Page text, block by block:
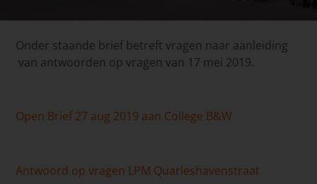
Onder staande brief betreft vragen naar aanleiding
van antwoorden op vragen van 17 mei 2019.
Open Brief 27 aug 2019 aan College B&W
Antwoord op vragen LPM Quarleshavenstraat